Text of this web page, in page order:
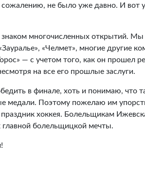
сожалению, не было уже давно. И вот
многочисленных открытий. Мы
«Челмет», многие другие
— с учетом того, как он прошел
на все его прошлые заслуги.
в финале, хоть и понимаю, что
медали. Поэтому пожелаю им
хоккея. Болельщикам
главной болельщицкой мечты.